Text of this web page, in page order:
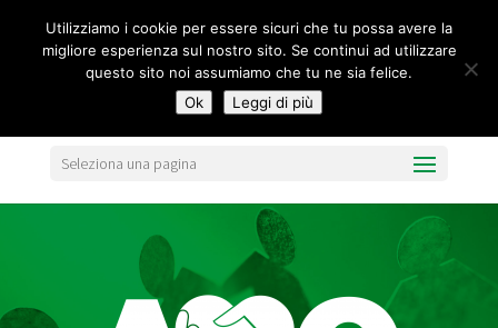
Seleziona una pagina
Utilizziamo i cookie per essere sicuri che tu possa avere la
migliore esperienza sul nostro sito. Se continui ad utilizzare
questo sito noi assumiamo che tu ne sia felice.
Ok
Leggi di più